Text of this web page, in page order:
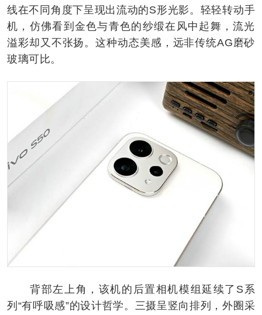
线在不同角度下呈现出流动的S形光影。轻轻转动手
机，仿佛看到金色与青色的纱缎在风中起舞，流光
溢彩却又不张扬。这种动态美感，远非传统AG磨砂
玻璃可比。
背部左上角，该机的后置相机模组延续了S系
列“有呼吸感”的设计哲学。三摄呈竖向排列，外圈采